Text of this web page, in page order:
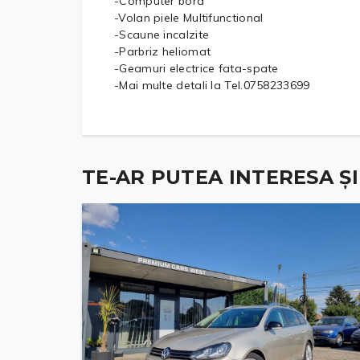
-Volan piele Multifunctional
-Scaune incalzite
-Parbriz heliomat
-Geamuri electrice fata-spate
-Mai multe detali la Tel.0758233699
TE-AR PUTEA INTERESA